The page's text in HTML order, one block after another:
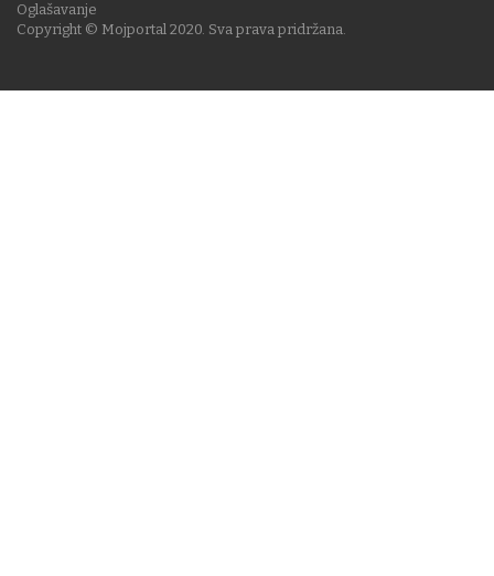
Copyright © Mojportal 2020. Sva prava pridržana.
Oglašavanje